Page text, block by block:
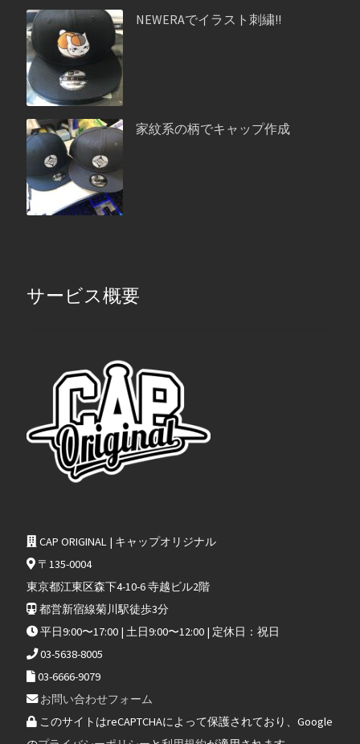
NEWERAでイラスト刺繍!!
家紋系の柄でキャップ作成
サービス概要
CAP ORIGINAL | キャップオリジナル
〒135-0004
東京都江東区森下4-10-6 寺越ビル2階
都営新宿線菊川駅徒歩3分
平日9:00〜17:00 | 土日9:00〜12:00 | 定休日：祝日
03-5638-8005
03-6666-9079
お問い合わせフォーム
このサイトはreCAPTCHAによって保護されており、Google